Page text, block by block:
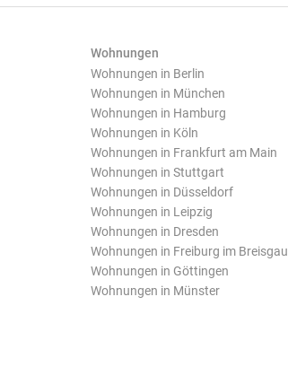
Wohnungen
Wohnungen in Berlin
Wohnungen in München
Wohnungen in Hamburg
Wohnungen in Köln
Wohnungen in Frankfurt am Main
Wohnungen in Stuttgart
Wohnungen in Düsseldorf
Wohnungen in Leipzig
Wohnungen in Dresden
Wohnungen in Freiburg im Breisgau
Wohnungen in Göttingen
Wohnungen in Münster